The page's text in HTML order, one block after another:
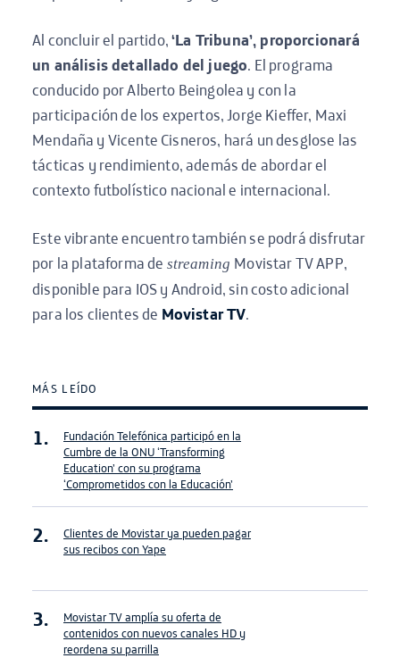
Al concluir el partido,‘La Tribuna’, proporcionará
un análisis detallado del juego. El programa
conducido por Alberto Beingolea y con la
participación de los expertos, Jorge Kieffer, Maxi
Mendaña y Vicente Cisneros, hará un desglose las
tácticas y rendimiento, además de abordar el
contexto futbolístico nacional e internacional.
Este vibrante encuentro también se podrá disfrutar
por la plataforma de streaming Movistar TV APP,
disponible para IOS y Android, sin costo adicional
para los clientes de Movistar TV.
MÁS LEÍDO
Fundación Telefónica participó en la
Cumbre de la ONU ‘Transforming
Education’ con su programa
‘Comprometidos con la Educación’
Clientes de Movistar ya pueden pagar
sus recibos con Yape
Movistar TV amplía su oferta de
contenidos con nuevos canales HD y
reordena su parrilla